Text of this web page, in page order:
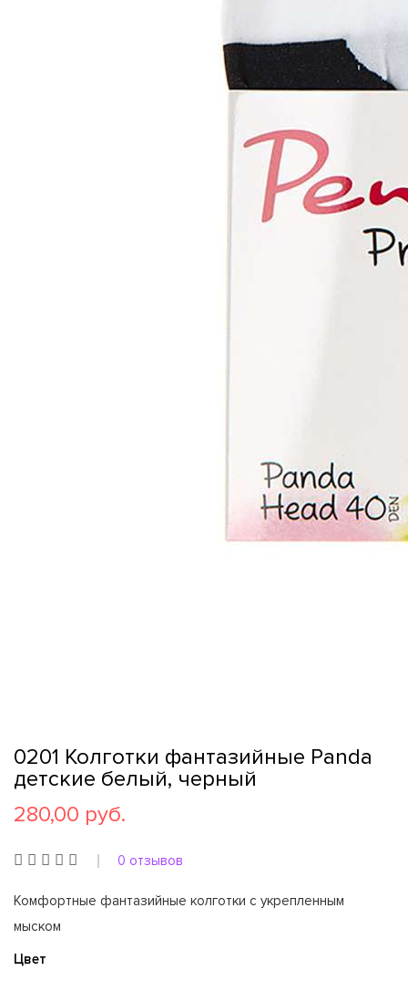
0201 Колготки фантазийные Panda
детские белый, черный
280,00 руб.
0 отзывов
Комфортные фантазийные колготки с укрепленным
мыском
Цвет